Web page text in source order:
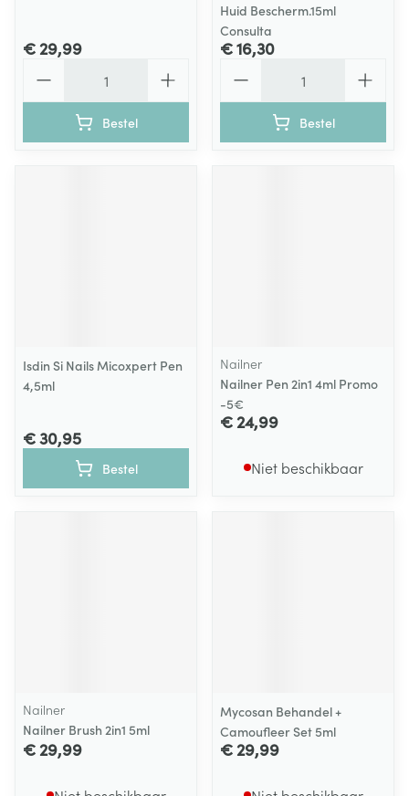
€ 29,99
Bestel
Huid Bescherm.15ml
Consulta
€ 16,30
Bestel
Isdin Si Nails Micoxpert Pen
4,5ml
€ 30,95
Bestel
Nailner
Nailner Pen 2in1 4ml Promo
-5€
€ 24,99
Niet beschikbaar
Nailner
Nailner Brush 2in1 5ml
€ 29,99
Mycosan Behandel +
Camoufleer Set 5ml
€ 29,99